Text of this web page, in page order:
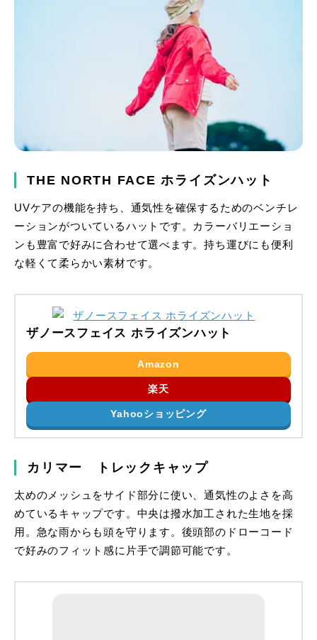
THE NORTH FACE ホライズンハット
UVケアの機能を持ち、通気性を確保するためのベンチレ
ーションがついているハットです。カラーバリエーショ
ンも豊富で好みに合わせて選べます。持ち運びにも便利
な軽くて柔らかい素材です。
ザノースフェイス ホライズンハット
Amazon
楽天
Yahooショッピング
カリマー トレックキャップ
太めのメッシュをサイド部分に使い、通気性のよさを高
めているキャップです。中央は撥水加工された生地を採
用。急な雨からも頭を守ります。後頭部のドローコード
で好みのフィット感に片手で調節可能です。